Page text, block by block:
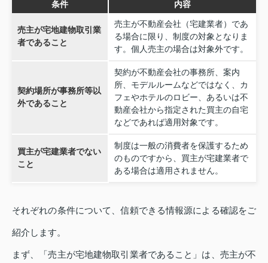
条件 内容
売主が宅地建物取引業
者であること
売主が不動産会社（宅建業者）であ
る場合に限り、制度の対象となりま
す。個人売主の場合は対象外です。
契約場所が事務所等以
外であること
契約が不動産会社の事務所、案内
所、モデルルームなどではなく、カ
フェやホテルのロビー、あるいは不
動産会社から指定された買主の自宅
などであれば適用対象です。
買主が宅建業者でない
こと
制度は一般の消費者を保護するため
のものですから、買主が宅建業者で
ある場合は適用されません。
それぞれの条件について、信頼できる情報源による確認をご
紹介します。
まず、「売主が宅地建物取引業者であること」は、売主が不